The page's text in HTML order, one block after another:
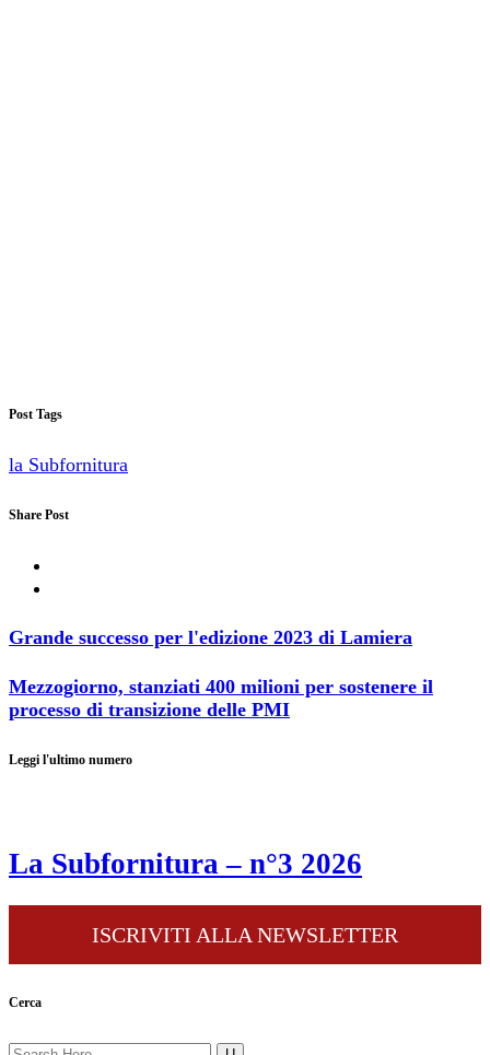
Post Tags
la Subfornitura
Share Post
Grande successo per l'edizione 2023 di Lamiera
Mezzogiorno, stanziati 400 milioni per sostenere il
processo di transizione delle PMI
Leggi l'ultimo numero
La Subfornitura – n°3 2026
ISCRIVITI ALLA NEWSLETTER
Cerca